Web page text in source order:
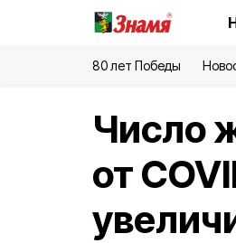
80 лет Победы
Число
от